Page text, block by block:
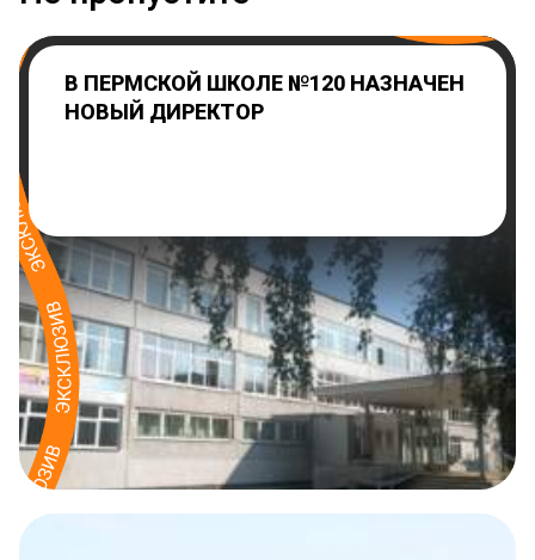
В ПЕРМСКОЙ ШКОЛЕ №120 НАЗНАЧЕН
НОВЫЙ ДИРЕКТОР